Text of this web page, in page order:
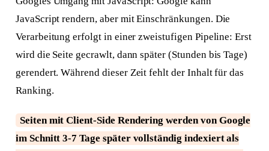
JavaScript rendern, aber mit Einschränkungen. Die
Verarbeitung erfolgt in einer zweistufigen Pipeline: Erst
wird die Seite gecrawlt, dann später (Stunden bis Tage)
gerendert. Während dieser Zeit fehlt der Inhalt für das
Ranking.
Seiten mit Client-Side Rendering werden von Google
im Schnitt 3-7 Tage später vollständig indexiert als